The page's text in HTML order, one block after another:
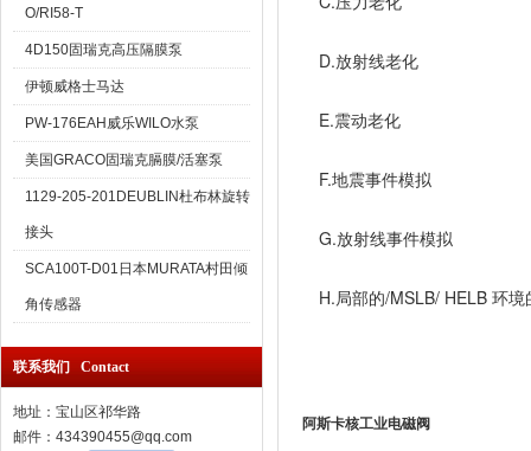
O/RI58-T
4D150固瑞克高压隔膜泵
伊顿威格士马达
PW-176EAH威乐WILO水泵
美国GRACO固瑞克膈膜/活塞泵
1129-205-201DEUBLIN杜布林旋转
接头
SCA100T-D01日本MURATA村田倾
角传感器
联系我们 Contact
地址：宝山区祁华路
邮件：434390455@qq.com
D.放射线老化
E.震动老化
F.地震事件模拟
G.放射线事件模拟
H.局部的/MSLB/ HELB 环境
阿斯卡核工业电磁阀